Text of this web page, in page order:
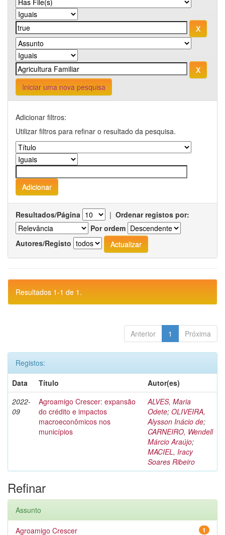
Iniciar uma nova pesquisa
Adicionar filtros:
Utilizar filtros para refinar o resultado da pesquisa.
Resultados/Página | Ordenar registos por:
Por ordem
Autores/Registo
Resultados 1-1 de 1.
Anterior 1 Próxima
Registos:
Data
Título
Autor(es)
2022-
09
Agroamigo Crescer: expansão
do crédito e impactos
macroeconômicos nos
municípios
ALVES, Maria
Odete; OLIVEIRA,
Alysson Inácio de;
CARNEIRO, Wendell
Márcio Araújo;
MACIEL, Iracy
Soares Ribeiro
Refinar
Assunto
1
Agroamigo Crescer